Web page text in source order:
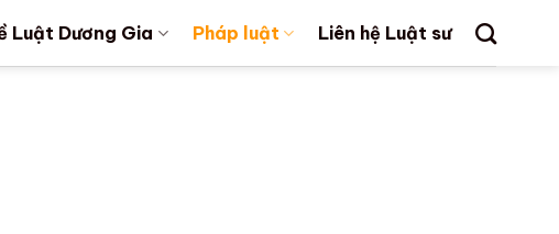
Luật Dương Gia Pháp luật Liên hệ Luật sư